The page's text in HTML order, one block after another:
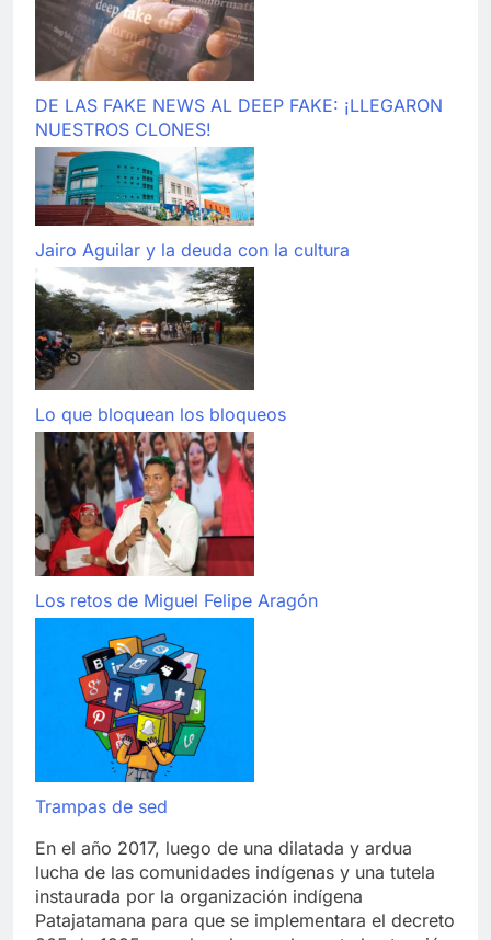
DE LAS FAKE NEWS AL DEEP FAKE: ¡LLEGARON
NUESTROS CLONES!
Jairo Aguilar y la deuda con la cultura
Lo que bloquean los bloqueos
Los retos de Miguel Felipe Aragón
Trampas de sed
En el año 2017, luego de una dilatada y ardua
lucha de las comunidades indígenas y una tutela
instaurada por la organización indígena
Patajatamana para que se implementara el decreto